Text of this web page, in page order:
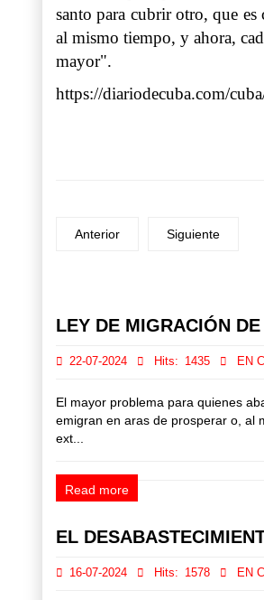
santo para cubrir otro, que
al mismo tiempo, y ahora,
mayor".
https://diariodecuba.com/
Anterior Siguiente
LEY DE MIGRACIÓN
22-07-2024 Hits: 1435 EN
El mayor problema para quienes
emigran en aras de prosperar o, al
ext...
Read more
EL
16-07-2024 Hits: 1578 EN